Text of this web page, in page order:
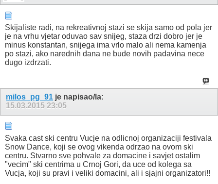
Skijaliste radi, na rekreativnoj stazi se skija samo od pola jer
je na vrhu vjetar oduvao sav snijeg, staza drzi dobro jer je
minus konstantan, snijega ima vrlo malo ali nema kamenja
po stazi, ako narednih dana ne bude novih padavina nece
dugo izdrzati.
milos_pg_91 je napisao/la:
15.03.2015 23:05
Svaka cast ski centru Vucje na odlicnoj organizaciji festivala
Snow Dance, koji se ovog vikenda odrzao na ovom ski
centru. Stvarno sve pohvale za domacine i savjet ostalim
"vecim" ski centrima u Crnoj Gori, da uce od kolega sa
Vucja, koji su pravi i veliki domacini, ali i sjajni organizatori!!